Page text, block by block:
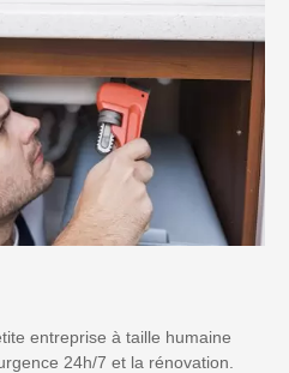
entreprise à taille humaine
24h/7 et la rénovation.